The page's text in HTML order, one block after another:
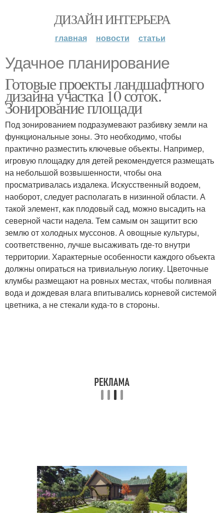
ДИЗАЙН ИНТЕРЬЕРА
главная новости статьи
Удачное планирование
Готовые проекты ландшафтного
дизайна участка 10 соток.
Зонирование площади
Под зонированием подразумевают разбивку земли на
функциональные зоны. Это необходимо, чтобы
практично разместить ключевые объекты. Например,
игровую площадку для детей рекомендуется размещать
на небольшой возвышенности, чтобы она
просматривалась издалека. Искусственный водоем,
наоборот, следует располагать в низинной области. А
такой элемент, как плодовый сад, можно высадить на
северной части надела. Тем самым он защитит всю
землю от холодных муссонов. А овощные культуры,
соответственно, лучше высаживать где-то внутри
территории. Характерные особенности каждого объекта
должны опираться на тривиальную логику. Цветочные
клумбы размещают на ровных местах, чтобы поливная
вода и дождевая влага впитывались корневой системой
цветника, а не стекали куда-то в стороны.